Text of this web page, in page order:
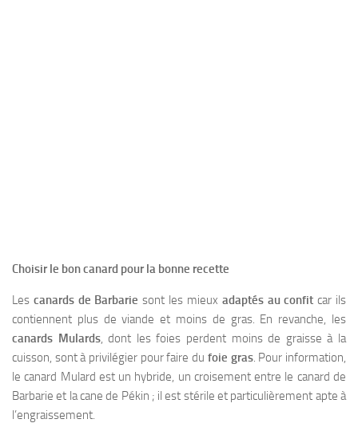
Choisir le bon canard pour la bonne recette
Les canards de Barbarie sont les mieux adaptés au confit car ils
contiennent plus de viande et moins de gras. En revanche, les
canards Mulards, dont les foies perdent moins de graisse à la
cuisson, sont à privilégier pour faire du foie gras. Pour information,
le canard Mulard est un hybride, un croisement entre le canard de
Barbarie et la cane de Pékin ; il est stérile et particulièrement apte à
l’engraissement.